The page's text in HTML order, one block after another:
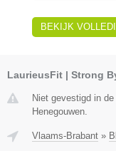
BEKIJK
LaurieusFit | Strong
Niet gevestigd in
Henegouwen.
Vlaams-Brabant »